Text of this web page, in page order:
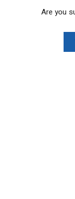
Are you